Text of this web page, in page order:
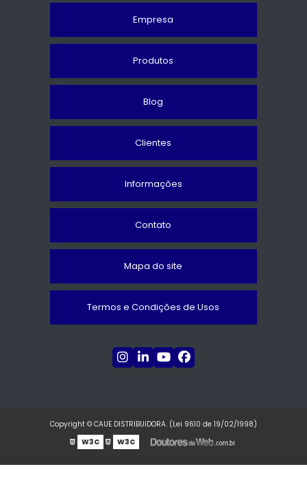
Empresa
Produtos
Blog
Clientes
Informações
Contato
Mapa do site
Termos e Condições de Usos
Copyright © CAUE DISTRIBUIDORA. (Lei 9610 de 19/02/1998)
W3C
W3C